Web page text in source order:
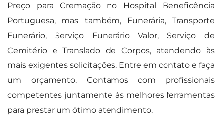
Preço para Cremação no Hospital Beneficência
Portuguesa, mas também, Funerária, Transporte
Funerário, Serviço Funerário Valor, Serviço de
Cemitério e Translado de Corpos, atendendo às
mais exigentes solicitações. Entre em contato e faça
um orçamento. Contamos com profissionais
competentes juntamente às melhores ferramentas
para prestar um ótimo atendimento.